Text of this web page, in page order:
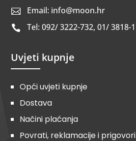
 Email: info@moon.hr
 Tel: 092/ 3222-732, 01/ 3818-
Uvjeti kupnje
Opći uvjeti kupnje
Dostava
Načini plaćanja
Povrati, reklamacije i prigovori